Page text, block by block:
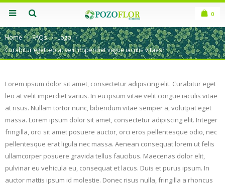
0
Home FAQs
Logo
Curabitur eget leo at velit imperdiet vague iaculis vitaes?
Lorem ipsum dolor sit amet, consectetur adipiscing elit. Curabitur eget
leo at velit imperdiet varius. In eu ipsum vitae velit congue iaculis vitae
at risus. Nullam tortor nunc, bibendum vitae semper a, volutpat eget
massa. Lorem ipsum dolor sit amet, consectetur adipiscing elit. Integer
fringilla, orci sit amet posuere auctor, orci eros pellentesque odio, nec
pellentesque erat ligula nec massa. Aenean consequat lorem ut felis
ullamcorper posuere gravida tellus faucibus. Maecenas dolor elit,
pulvinar eu vehicula eu, consequat et lacus. Duis et purus ipsum. In
auctor mattis ipsum id molestie. Donec risus nulla, fringilla a rhoncus